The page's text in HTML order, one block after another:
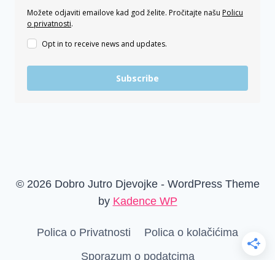
Možete odjaviti emailove kad god želite. Pročitajte našu Policu
o privatnosti.
Opt in to receive news and updates.
Subscribe
© 2026 Dobro Jutro Djevojke - WordPress Theme
by Kadence WP
Polica o Privatnosti
Polica o kolačićima
Sporazum o podatcima